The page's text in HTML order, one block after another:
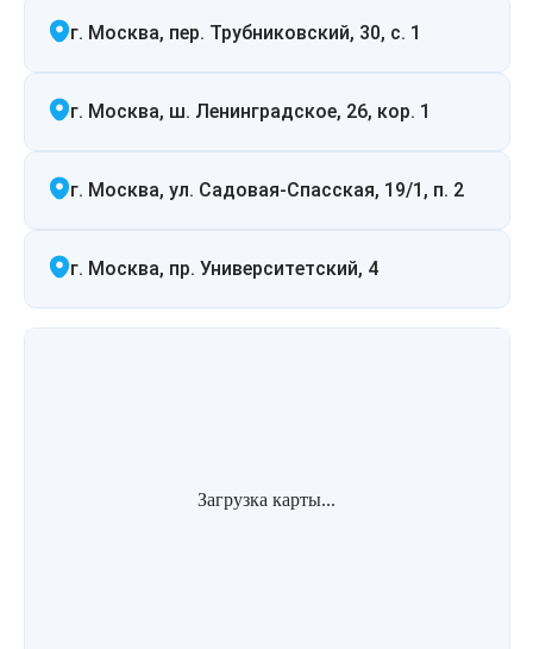
г. Москва, пер. Трубниковский, 30, с. 1
г. Москва, ш. Ленинградское, 26, кор. 1
г. Москва, ул. Садовая-Спасская, 19/1, п. 2
г. Москва, пр. Университетский, 4
Загрузка карты...